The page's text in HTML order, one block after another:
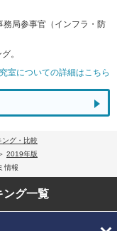
局参事官（インフラ・防
。
室についての詳細はこちら
グ・比較
2019年版
情報
ング一覧